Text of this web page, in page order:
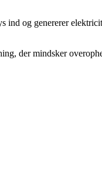
ind og genererer
der mindsker